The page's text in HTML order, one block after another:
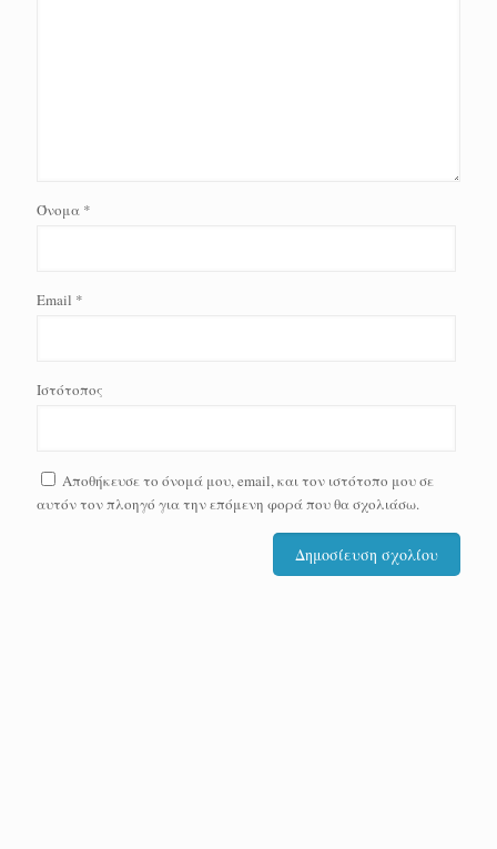
Όνομα *
Email *
Ιστότοπος
Αποθήκευσε το όνομά μου, email, και τον ιστότοπο μου σε
αυτόν τον πλοηγό για την επόμενη φορά που θα σχολιάσω.